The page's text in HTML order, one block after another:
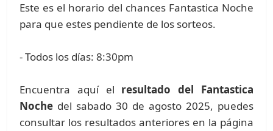
Este es el horario del chances Fantastica Noche
para que estes pendiente de los sorteos.
- Todos los días: 8:30pm
Encuentra aquí el resultado del Fantastica
Noche del sabado 30 de agosto 2025, puedes
consultar los resultados anteriores en la página